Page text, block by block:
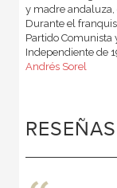
y madre andaluza,
Durante el
Partido Comunista
Independiente de
Andrés Sorel
RESEÑAS